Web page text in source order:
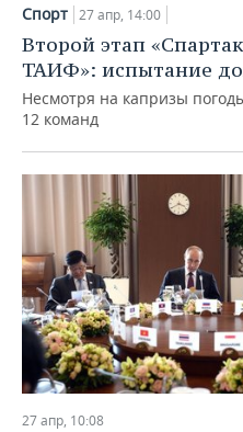
НЕФТЕХИМИЯ
НЕФТЬ
ОПК
ЭНЕРГЕТИКА
РОЗНИЧНАЯ ТОРГОВЛЯ
ТРАНСПОРТ
НОВОСТИ ТЕХНОЛОГИЙ
IT
ТЕЛЕКОММУНИКАЦИИ
МЕРОПРИЯТИЯ
НОВОСТИ
БИЗНЕС-БРАНЧИ
ONLINE-КОНФЕРЕНЦИИ
ОТКРЫТАЯ ЛЕКЦИЯ
СПОРТ
ФУТБОЛ
ХОККЕЙ
БАСКЕТБОЛ
ВОЛЕЙБОЛ
КИБЕРСПОРТ
НОВОСТИ ОБЩЕСТВА
ВЛАСТЬ
ИНФРАСТРУКТУРА
ИСТОРИЯ
КУЛЬТУРА
ФОТОГАЛЕРЕЯ
СЮЖЕТЫ
СПРАВОЧНИК
СПИСОК ПЕРСОН
СПИСОК КОМПАНИЙ
ПОЛНАЯ ВЕРСИЯ
Спорт 27 апр, 14:00
Второй этап
ТАИФ»: испытание
Несмотря на капризы
12 команд
27 апр, 10:08